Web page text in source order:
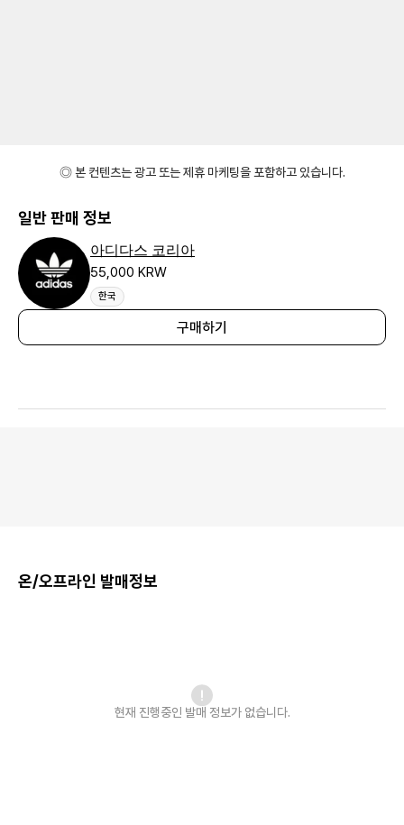
◎ 본 컨텐츠는 광고 또는 제휴 마케팅을 포함하고 있습니다.
일반 판매 정보
아디다스 코리아
55,000 KRW
한국
구매하기
온/오프라인 발매정보
현재 진행중인 발매 정보가 없습니다.